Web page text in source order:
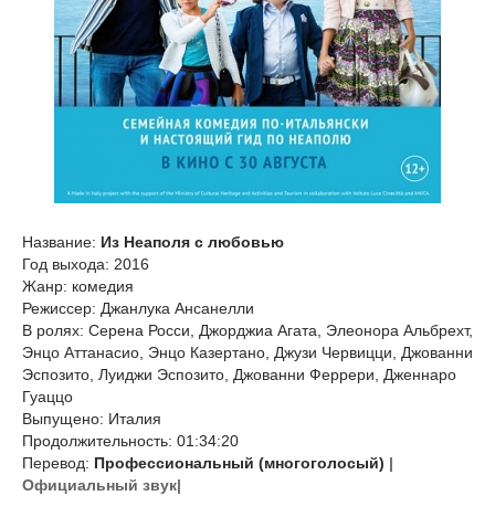
Название: Из Неаполя с любовью
Год выхода: 2016
Жанр: комедия
Режиссер: Джанлука Ансанелли
В ролях: Серена Росси, Джорджиа Агата, Элеонора Альбрехт,
Энцо Аттанасио, Энцо Казертано, Джузи Червицци, Джованни
Эспозито, Луиджи Эспозито, Джованни Феррери, Дженнаро
Гуаццо
Выпущено: Италия
Продолжительность: 01:34:20
Перевод: Профессиональный (многоголосый) |
Официальный звук|